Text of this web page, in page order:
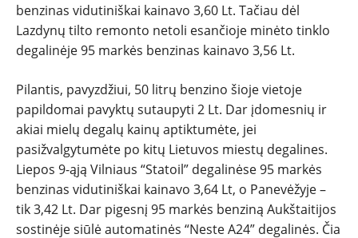
benzinas vidutiniškai kainavo 3,60 Lt. Tačiau dėl
Lazdynų tilto remonto netoli esančioje minėto tinklo
degalinėje 95 markės benzinas kainavo 3,56 Lt.
Pilantis, pavyzdžiui, 50 litrų benzino šioje vietoje
papildomai pavyktų sutaupyti 2 Lt. Dar įdomesnių ir
akiai mielų degalų kainų aptiktumėte, jei
pasižvalgytumėte po kitų Lietuvos miestų degalines.
Liepos 9-ąją Vilniaus “Statoil” degalinėse 95 markės
benzinas vidutiniškai kainavo 3,64 Lt, o Panevėžyje –
tik 3,42 Lt. Dar pigesnį 95 markės benziną Aukštaitijos
sostinėje siūlė automatinės “Neste A24” degalinės. Čia